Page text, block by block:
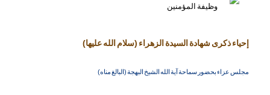
إحياء ذكرى شهادة السيدة الزهراء (سلام الله عليها)
مجلس عزاء بحضور سماحة آية الله الشيخ البهجة (البالغ مناه)